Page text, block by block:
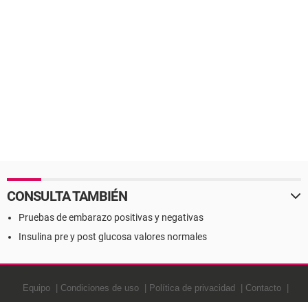
CONSULTA TAMBIÉN
Pruebas de embarazo positivas y negativas
Insulina pre y post glucosa valores normales
Equipo Condiciones de uso Política de privacidad
Contacto